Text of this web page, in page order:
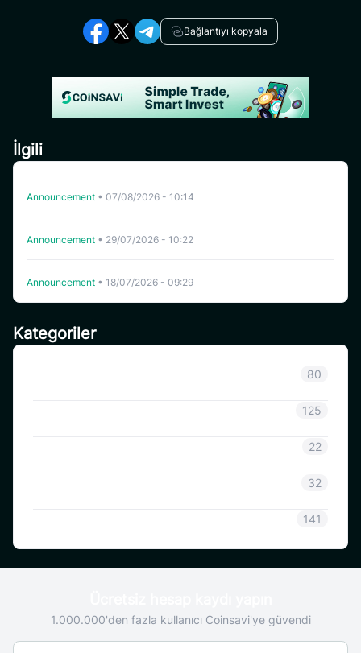
Kategoriler
80
125
22
32
141
Bağlantıyı kopyala
İlgili
Announcement • 07/08/2026 - 10:14
Announcement • 29/07/2026 - 10:22
Announcement • 18/07/2026 - 09:29
1.000.000'den fazla kullanıcı Coinsavi'ye güvendi